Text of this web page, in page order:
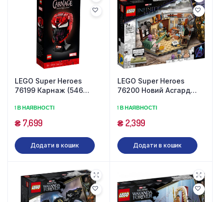
LEGO Super Heroes
76199 Карнаж (546
1 В НАЯВНОСТІ
₴7,699
Додати в кошик
LEGO Super Heroes
76200 Новий Асгард
1 В НАЯВНОСТІ
₴2,399
Додати в кошик